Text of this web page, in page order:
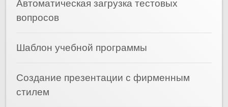
Автоматическая загрузка тестовых
вопросов
Шаблон учебной программы
Создание презентации с фирменным
стилем